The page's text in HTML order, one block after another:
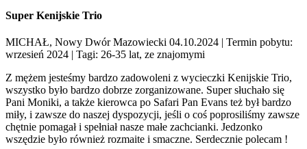
Super Kenijskie Trio
MICHAŁ, Nowy Dwór Mazowiecki 04.10.2024 | Termin pobytu:
wrzesień 2024 | Tagi: 26-35 lat, ze znajomymi
Z mężem jesteśmy bardzo zadowoleni z wycieczki Kenijskie Trio,
wszystko było bardzo dobrze zorganizowane. Super słuchało się
Pani Moniki, a także kierowca po Safari Pan Evans też był bardzo
miły, i zawsze do naszej dyspozycji, jeśli o coś poprosiliśmy zawsze
chętnie pomagał i spełniał nasze małe zachcianki. Jedzonko
wszędzie było również rozmaite i smaczne. Serdecznie polecam !